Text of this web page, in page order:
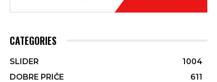
CATEGORIES
SLIDER
1004
DOBRE PRIČE
611